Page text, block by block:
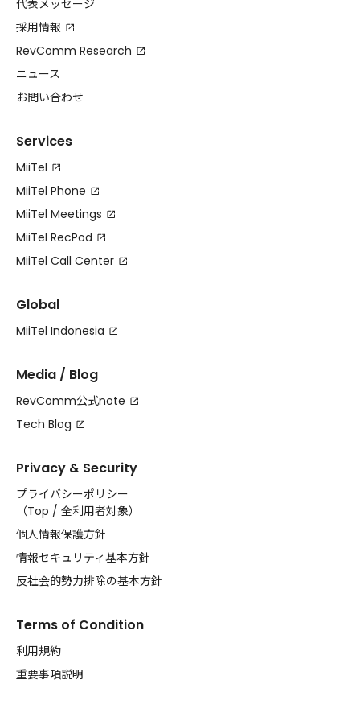
代表メッセージ
採用情報
RevComm Research
ニュース
お問い合わせ
Services
MiiTel
MiiTel Phone
MiiTel Meetings
MiiTel RecPod
MiiTel Call Center
Global
MiiTel Indonesia
Media / Blog
RevComm公式note
Tech Blog
Privacy & Security
プライバシーポリシー
（Top / 全利用者対象）
個人情報保護方針
情報セキュリティ基本方針
反社会的勢力排除の基本方針
Terms of Condition
利用規約
重要事項説明